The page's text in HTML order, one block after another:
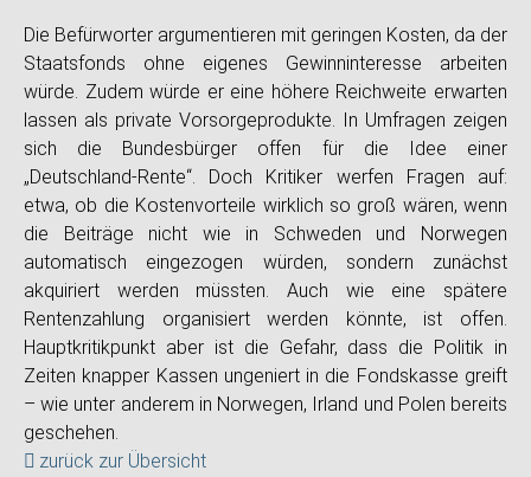
Die Befürworter argumentieren mit geringen Kosten, da der
Staatsfonds ohne eigenes Gewinninteresse arbeiten
würde. Zudem würde er eine höhere Reichweite erwarten
lassen als private Vorsorgeprodukte. In Umfragen zeigen
sich die Bundesbürger offen für die Idee einer
„Deutschland-Rente“. Doch Kritiker werfen Fragen auf:
etwa, ob die Kostenvorteile wirklich so groß wären, wenn
die Beiträge nicht wie in Schweden und Norwegen
automatisch eingezogen würden, sondern zunächst
akquiriert werden müssten. Auch wie eine spätere
Rentenzahlung organisiert werden könnte, ist offen.
Hauptkritikpunkt aber ist die Gefahr, dass die Politik in
Zeiten knapper Kassen ungeniert in die Fondskasse greift
– wie unter anderem in Norwegen, Irland und Polen bereits
geschehen.
zurück zur Übersicht